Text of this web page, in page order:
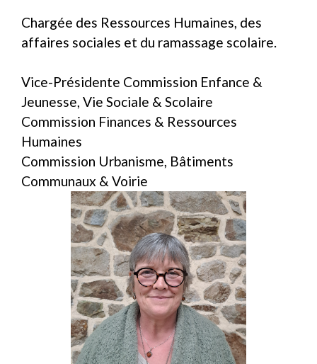
Chargée des Ressources Humaines, des
affaires sociales et du ramassage scolaire.
Vice-Présidente Commission Enfance &
Jeunesse, Vie Sociale & Scolaire
Commission Finances & Ressources
Humaines
Commission Urbanisme, Bâtiments
Communaux & Voirie